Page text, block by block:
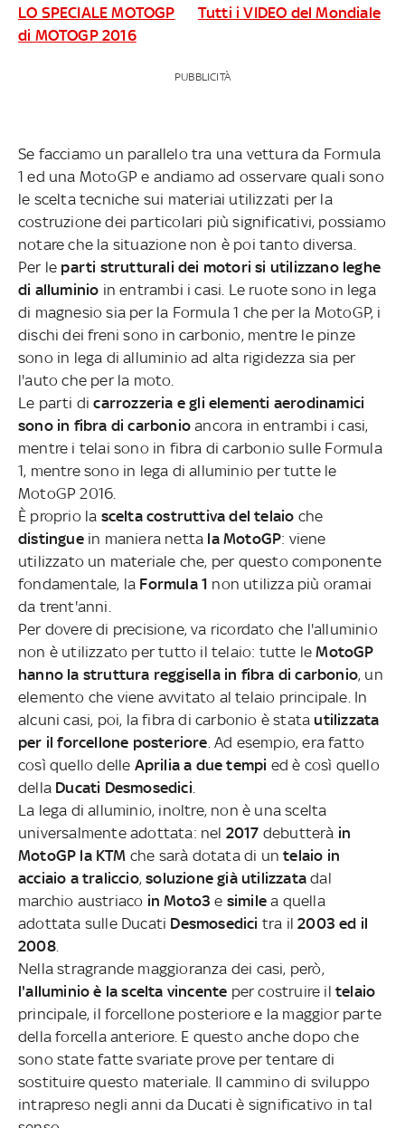
LO SPECIALE MOTOGP
Tutti i VIDEO del Mondiale
di MOTOGP 2016
PUBBLICITÀ
Se facciamo un parallelo tra una vettura da Formula
1 ed una MotoGP e andiamo ad osservare quali sono
le scelta tecniche sui materiai utilizzati per la
costruzione dei particolari più significativi, possiamo
notare che la situazione non è poi tanto diversa.
Per le parti strutturali dei motori si utilizzano leghe
di alluminio in entrambi i casi. Le ruote sono in lega
di magnesio sia per la Formula 1 che per la MotoGP, i
dischi dei freni sono in carbonio, mentre le pinze
sono in lega di alluminio ad alta rigidezza sia per
l'auto che per la moto.
Le parti dicarrozzeria e gli elementi aerodinamici
sono in fibra di carbonioancora in entrambi i casi,
mentre i telai sono in fibra di carbonio sulle Formula
1, mentre sono in lega di alluminio per tutte le
MotoGP 2016.
È proprio la scelta costruttiva del telaio che
distinguein maniera netta la MotoGP: viene
utilizzato un materiale che, per questo componente
fondamentale, la Formula 1 non utilizza più oramai
da trent'anni.
Per dovere di precisione, va ricordato che l'alluminio
non è utilizzato per tutto il telaio: tutte leMotoGP
hanno la struttura reggisella in fibra di carbonio, un
elemento che viene avvitato al telaio principale. In
alcuni casi, poi, la fibra di carbonio è statautilizzata
per il forcellone posteriore . Ad esempio, era fatto
così quello delle Aprilia a due tempi ed è così quello
della Ducati Desmosedici
La lega di alluminio, inoltre, non è una scelta
universalmente adottata: nel 2017 debutterà in
MotoGP la KTM che sarà dotata di untelaio in
acciaio a traliccio,soluzione già utilizzata dal
marchio austriaco in Moto3 e simile a quella
adottata sulle Ducati Desmosedici tra il2003 ed il
2008.
Nella stragrande maggioranza dei casi, però,
l'alluminio è la scelta vincente per costruire il telaio
principale, il forcellone posteriore e la maggior parte
della forcella anteriore. E questo anche dopo che
sono state fatte svariate prove per tentare di
sostituire questo materiale. Il cammino di sviluppo
intrapreso negli anni da Ducati è significativo in tal